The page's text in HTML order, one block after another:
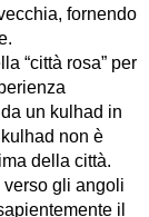
fornendo
“città rosa” per
un kulhad in
non è
della città.
gli angoli
il